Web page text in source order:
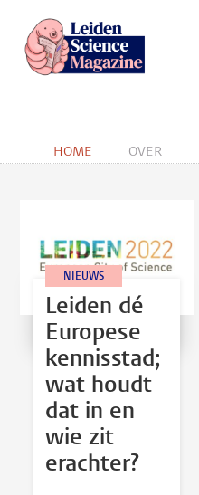
HOME OVER
NIEUWS
Leiden dé
Europese
kennisstad;
wat houdt
dat in en
wie zit
erachter?